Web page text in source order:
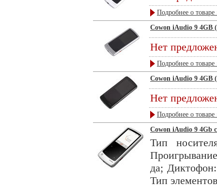
Подробнее о товаре
Cowon iAudio 9 4GB
Нет
Подробнее о товаре
Cowon iAudio 9 4GB
Нет
Подробнее о товаре
Cowon iAudio 9 4Gb
Тип
да;
Тип